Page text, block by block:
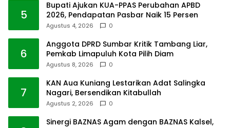
5
Bupati Ajukan KUA-PPAS Perubahan APBD
2026, Pendapatan Pasbar Naik 15 Persen
Agustus 4, 2026 0
6
Anggota DPRD Sumbar Kritik Tambang Liar,
Pemkab Limapuluh Kota Pilih Diam
Agustus 8, 2026 0
7
KAN Aua Kuniang Lestarikan Adat Salingka
Nagari, Bersendikan Kitabullah
Agustus 2, 2026 0
Sinergi BAZNAS Agam dengan BAZNAS Kalsel,